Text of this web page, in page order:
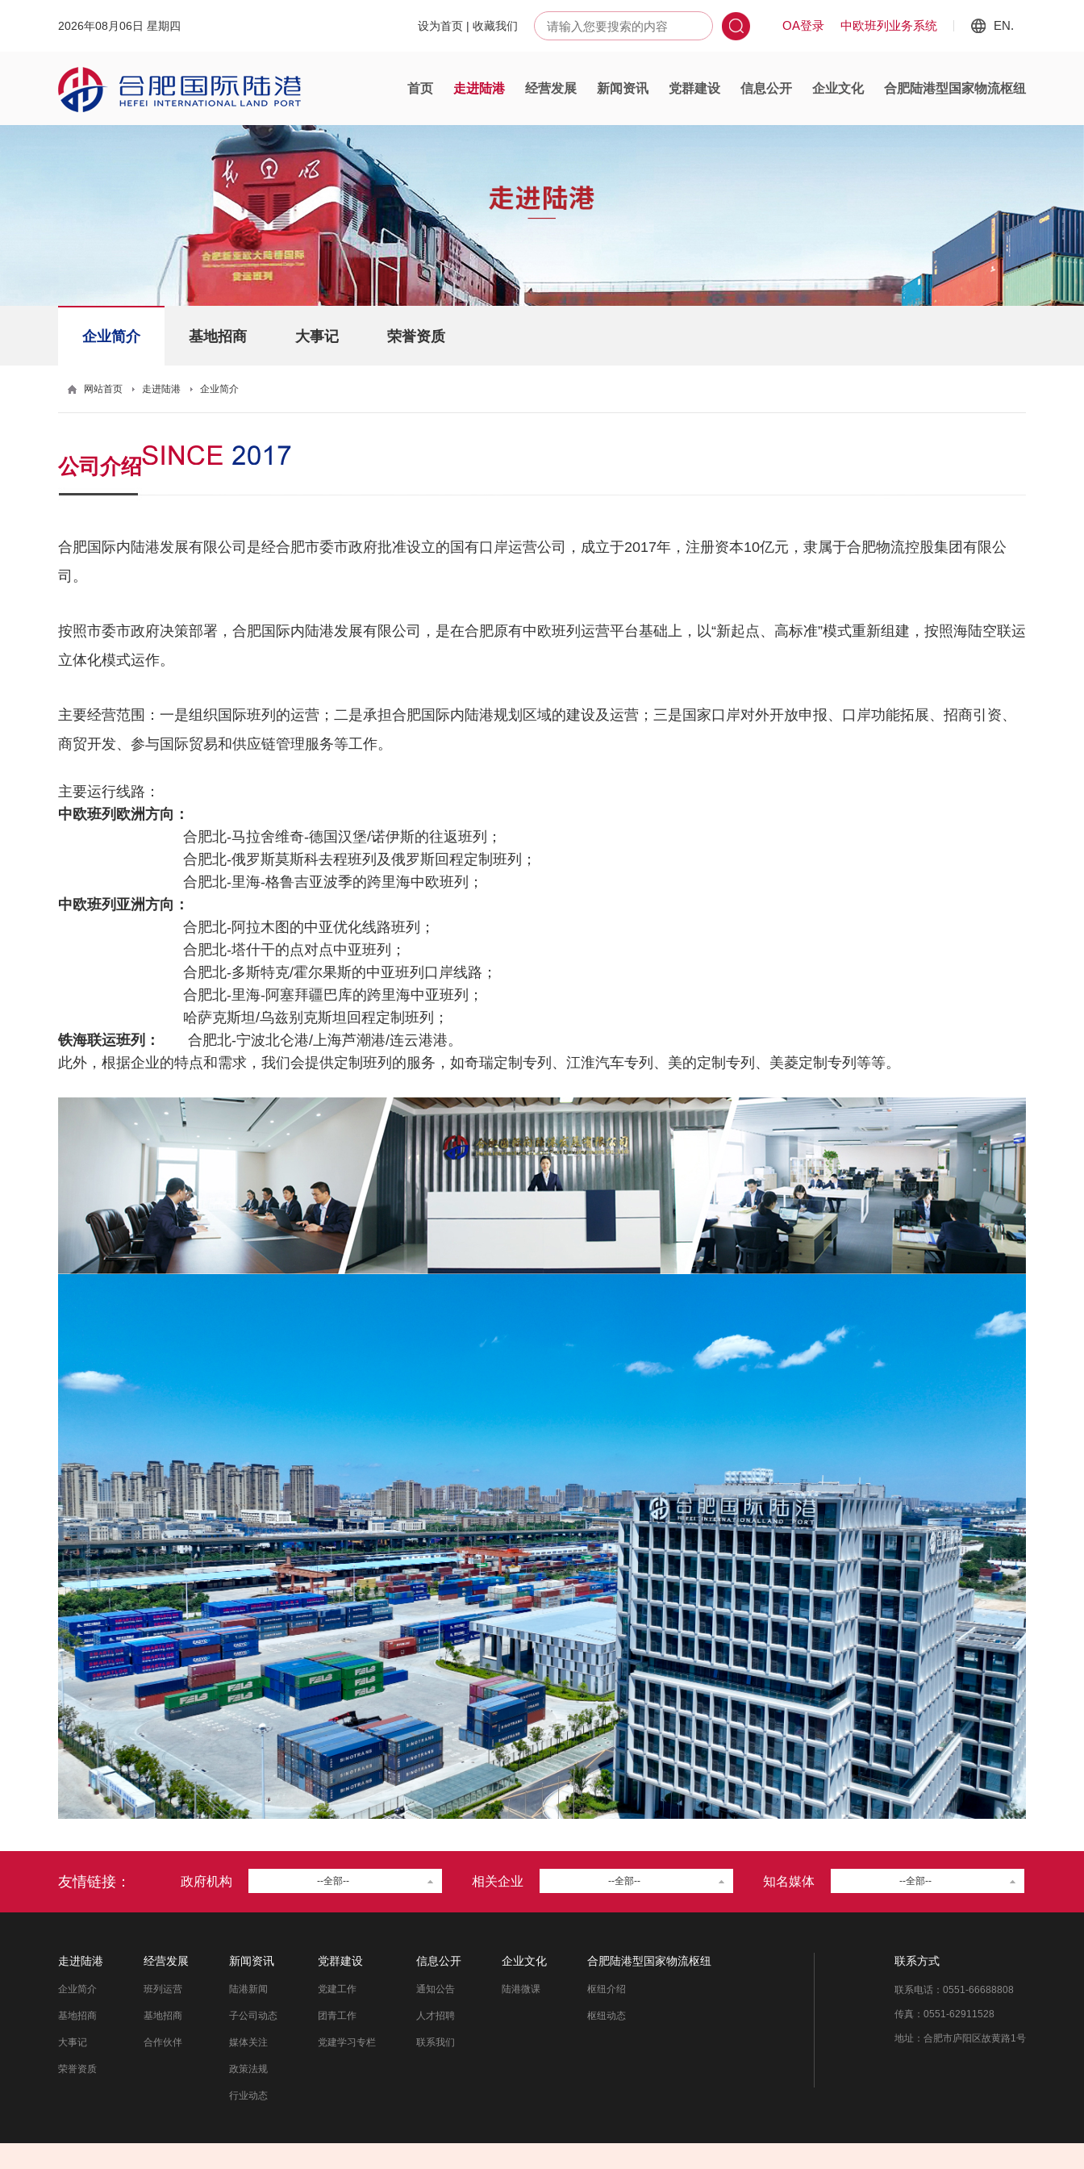
2026年08月06日 星期四 EN.
中欧班列业务系统
OA登录
设为首页 | 收藏我们
首页 走进陆港 经营发展 新闻资讯 党群建设 信息公开 企业文化 合肥陆港型国家物流枢纽
企业简介 基地招商 大事记 荣誉资质
网站首页 走进陆港 企业简介
公司介绍
合肥国际内陆港发展有限公司是经合肥市委市政府批准设立的国有口岸运营公司，成立于2017年，注册资本10亿元，隶属于合肥物流控股集团有限公
司。
按照市委市政府决策部署，合肥国际内陆港发展有限公司，是在合肥原有中欧班列运营平台基础上，以“新起点、高标准”模式重新组建，按照海陆空联运
立体化模式运作。
主要经营范围：一是组织国际班列的运营；二是承担合肥国际内陆港规划区域的建设及运营；三是国家口岸对外开放申报、口岸功能拓展、招商引资、
商贸开发、参与国际贸易和供应链管理服务等工作。
主要运行线路：
中欧班列欧洲方向：
合肥北-马拉舍维奇-德国汉堡/诺伊斯的往返班列；
合肥北-俄罗斯莫斯科去程班列及俄罗斯回程定制班列；
合肥北-里海-格鲁吉亚波季的跨里海中欧班列；
中欧班列亚洲方向：
合肥北-阿拉木图的中亚优化线路班列；
合肥北-塔什干的点对点中亚班列；
合肥北-多斯特克/霍尔果斯的中亚班列口岸线路；
合肥北-里海-阿塞拜疆巴库的跨里海中亚班列；
哈萨克斯坦/乌兹别克斯坦回程定制班列；
铁海联运班列： 合肥北-宁波北仑港/上海芦潮港/连云港港。
此外，根据企业的特点和需求，我们会提供定制班列的服务，如奇瑞定制专列、江淮汽车专列、美的定制专列、美菱定制专列等等。
友情链接： 政府机构 --全部-- 相关企业 --全部-- 知名媒体 --全部--
走进陆港
企业简介
基地招商
大事记
荣誉资质
经营发展
班列运营
基地招商
合作伙伴
新闻资讯
陆港新闻
子公司动态
媒体关注
政策法规
行业动态
党群建设
党建工作
团青工作
党建学习专栏
信息公开
通知公告
人才招聘
联系我们
企业文化
陆港微课
合肥陆港型国家物流枢纽
枢纽介绍
枢纽动态
联系方式
联系电话：0551-66688808
传真：0551-62911528
地址：合肥市庐阳区故黄路1号